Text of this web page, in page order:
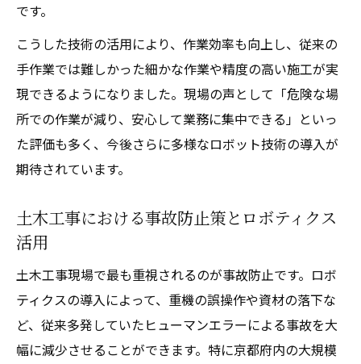
です。
こうした技術の活用により、作業効率も向上し、従来の
手作業では難しかった細かな作業や精度の高い施工が実
現できるようになりました。現場の声として「危険な場
所での作業が減り、安心して業務に集中できる」といっ
た評価も多く、今後さらに多様なロボット技術の導入が
期待されています。
土木工事における事故防止策とロボティクス
活用
土木工事現場で最も重視されるのが事故防止です。ロボ
ティクスの導入によって、重機の誤操作や資材の落下な
ど、従来多発していたヒューマンエラーによる事故を大
幅に減少させることができます。特に京都府内の大規模